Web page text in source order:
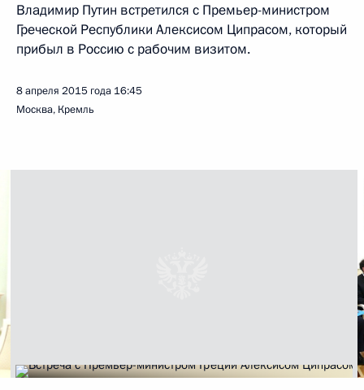
Владимир Путин встретился с Премьер-министром
Греческой Республики Алексисом Ципрасом, который
прибыл в Россию с рабочим визитом.
8 апреля 2015 года 16:45
Москва, Кремль